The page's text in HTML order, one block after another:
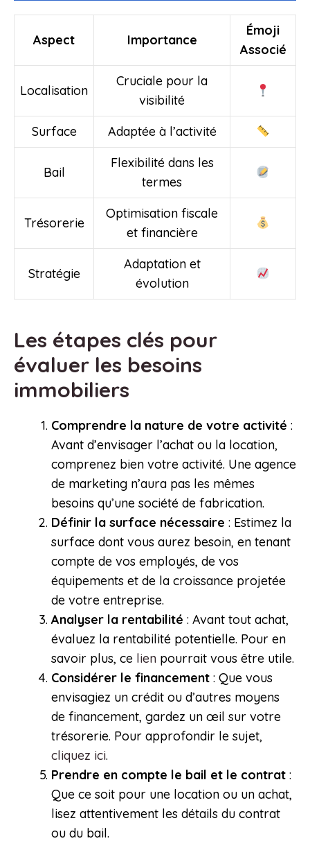
Aspect Importance
Émoji
Associé
Localisation
Cruciale pour la
visibilité
Surface
Adaptée à l’activité
Bail
Flexibilité dans les
termes
Trésorerie
Optimisation fiscale
et financière
Stratégie
Adaptation et
évolution
Les étapes clés pour
évaluer les besoins
immobiliers
Comprendre la nature de votre activité :
Avant d’envisager l’achat ou la location,
comprenez bien votre activité. Une agence
de marketing n’aura pas les mêmes
besoins qu’une société de fabrication.
Définir la surface nécessaire : Estimez la
surface dont vous aurez besoin, en tenant
compte de vos employés, de vos
équipements et de la croissance projetée
de votre entreprise.
Analyser la rentabilité : Avant tout achat,
évaluez la rentabilité potentielle. Pour en
savoir plus, ce lien pourrait vous être utile.
Considérer le financement : Que vous
envisagiez un crédit ou d’autres moyens
de financement, gardez un œil sur votre
trésorerie. Pour approfondir le sujet,
cliquez ici.
Prendre en compte le bail et le contrat :
Que ce soit pour une location ou un achat,
lisez attentivement les détails du contrat
ou du bail.